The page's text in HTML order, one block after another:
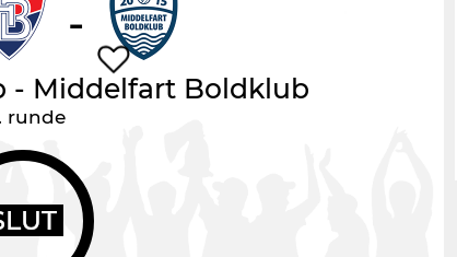
Log ind
-
- Middelfart Boldklub
runde